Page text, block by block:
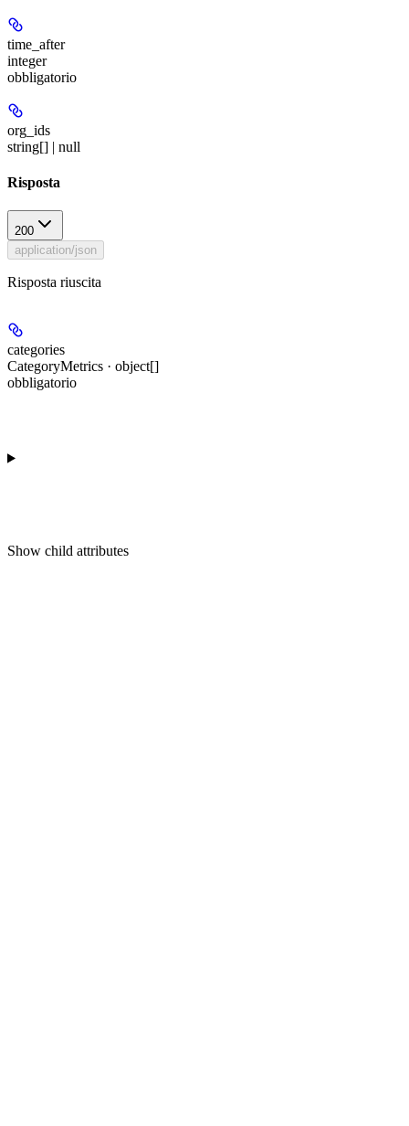
time_after
integer
obbligatorio
org_ids
string[] | null
Risposta
200
application/json
Risposta riuscita
categories
CategoryMetrics · object[]
obbligatorio
Show child attributes